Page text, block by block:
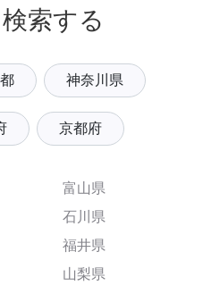
索する
神奈川県
京都府
富山県
石川県
福井県
山梨県